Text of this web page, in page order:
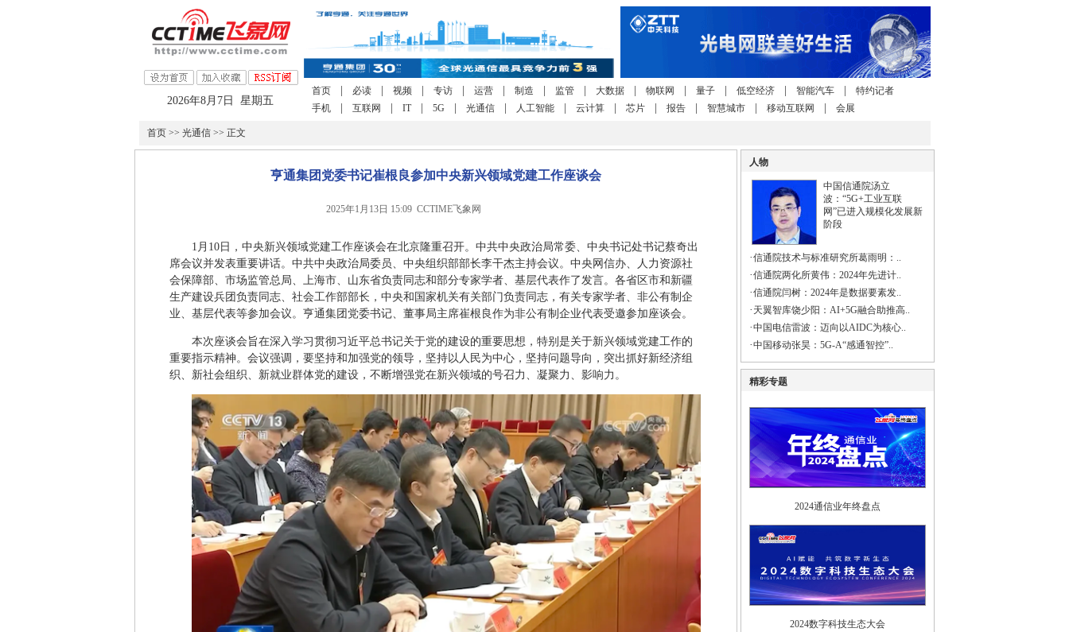
2026年8月7日 星期五
首页 必读 视频 专访 运营 制造 监管 大数据 物联网 量子 低空经济 智能汽车
特约记者
手机
互联网 IT 5G 光通信 人工智能 云计算 芯片 报告 智慧城市 移动互联网 会展
首页>> 光通信>> 正文
亨通集团党委书记崔根良参加中央新兴领域党建工作座谈会
2025年1月13日 15:09 CCTIME飞象网
1月10日，中央新兴领域党建工作座谈会在北京隆重召开。中共中央政治局常委、中央书记处书记蔡奇出
席会议并发表重要讲话。中共中央政治局委员、中央组织部部长李干杰主持会议。中央网信办、人力资源社
会保障部、市场监管总局、上海市、山东省负责同志和部分专家学者、基层代表作了发言。各省区市和新疆
生产建设兵团负责同志、社会工作部部长，中央和国家机关有关部门负责同志，有关专家学者、非公有制企
业、基层代表等参加会议。亨通集团党委书记、董事局主席崔根良作为非公有制企业代表受邀参加座谈会。
本次座谈会旨在深入学习贯彻习近平总书记关于党的建设的重要思想，特别是关于新兴领域党建工作的
重要指示精神。会议强调，要坚持和加强党的领导，坚持以人民为中心，坚持问题导向，突出抓好新经济组
织、新社会组织、新就业群体党的建设，不断增强党在新兴领域的号召力、凝聚力、影响力。
人物
中国信通院汤立
波：“5G+工业互联
网”已进入规模化发展新
阶段
·信通院技术与标准研究所葛雨明：..
·信通院两化所黄伟：2024年先进计..
·信通院闫树：2024年是数据要素发..
· 天翼智库饶少阳：AI+5G融合助推高..
·中国电信雷波：迈向以AIDC为核心..
·中国移动张昊：5G-A“感通智控”..
精彩专题
2024通信业年终盘点
2024数字科技生态大会